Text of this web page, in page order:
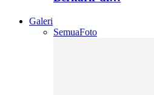
Galeri
SemuaFoto